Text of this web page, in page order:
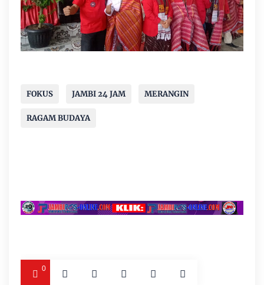
FOKUS JAMBI 24 JAM MERANGIN
RAGAM BUDAYA
0